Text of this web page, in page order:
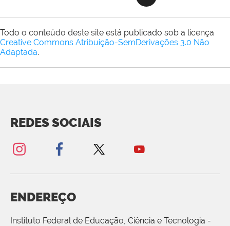
Todo o conteúdo deste site está publicado sob a licença
Creative Commons Atribuição-SemDerivações 3.0 Não
Adaptada.
REDES SOCIAIS
ENDEREÇO
Instituto Federal de Educação, Ciência e Tecnologia -